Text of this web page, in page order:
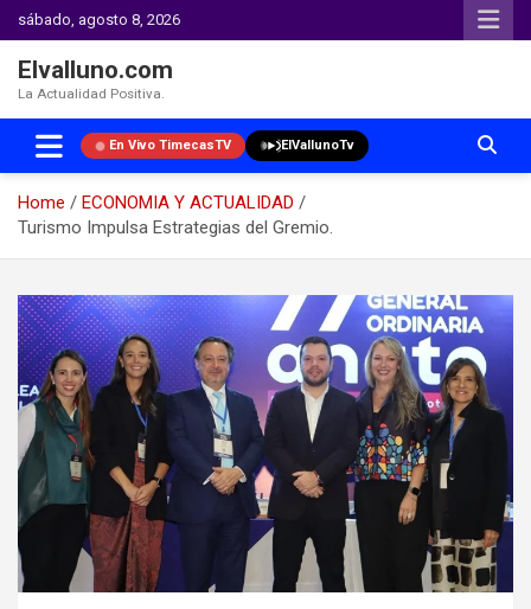
sábado, agosto 8, 2026
Elvalluno.com
La Actualidad Positiva.
En Vivo TimecasTV ElVallunoTv
Home
ECONOMIA Y ACTUALIDAD
Turismo Impulsa Estrategias del Gremio.
content